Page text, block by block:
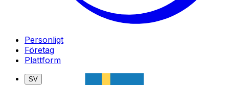
Personligt
Företag
Plattform
SV